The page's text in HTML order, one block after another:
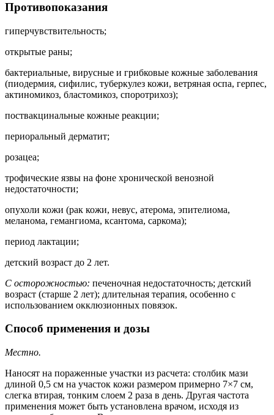
Противопоказания
гиперчувствительность;
открытые раны;
бактериальные, вирусные и грибковые кожные заболевания
(пиодермия, сифилис, туберкулез кожи, ветряная оспа, герпес,
актиномикоз, бластомикоз, споротрихоз);
поствакцинальные кожные реакции;
периоральный дерматит;
розацеа;
трофические язвы на фоне хронической венозной
недостаточности;
опухоли кожи (рак кожи, невус, атерома, эпителиома,
меланома, гемангиома, ксантома, саркома);
период лактации;
детский возраст до 2 лет.
С осторожностью: печеночная недостаточность; детский
возраст (старше 2 лет); длительная терапия, особенно с
использованием окклюзионных повязок.
Способ применения и дозы
Местно.
Наносят на пораженные участки из расчета: столбик мази
длиной 0,5 см на участок кожи размером примерно 7×7 см,
слегка втирая, тонким слоем 2 раза в день. Другая частота
применения может быть установлена врачом, исходя из